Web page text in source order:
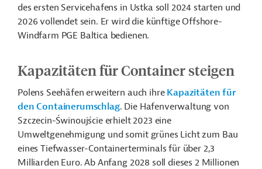
des ersten Servicehafens in Ustka soll 2024 starten und
2026 vollendet sein. Er wird die künftige Offshore-
Windfarm PGE Baltica bedienen.
Kapazitäten für Container steigen
Polens Seehäfen erweitern auch ihre Kapazitäten für
den Containerumschlag. Die Hafenverwaltung von
Szczecin-Świnoujście erhielt 2023 eine
Umweltgenehmigung und somit grünes Licht zum Bau
eines Tiefwasser-Containerterminals für über 2,3
Milliarden Euro. Ab Anfang 2028 soll dieses 2 Millionen